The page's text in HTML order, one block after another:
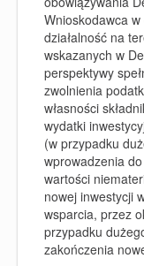
Wnioskodawca
działalność na
wskazanych w
perspektywy
zwolnienia
własności
wydatki
(w przypadku
wprowadzenia
wartości
nowej inwestycji
wsparcia, przez
przypadku
zakończenia